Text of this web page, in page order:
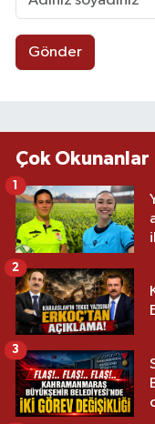
Gönder
Çok Okunanlar
1
2
3